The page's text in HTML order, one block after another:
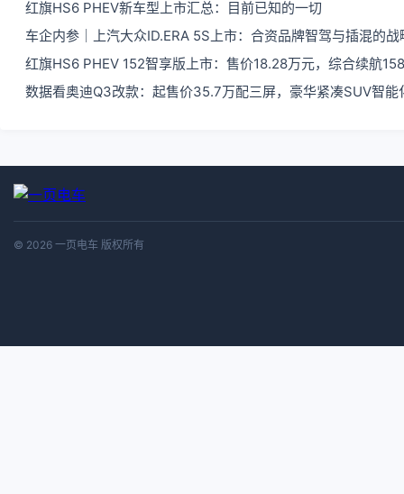
红旗HS6 PHEV新车型上市汇总：目前已知的一切
车企内参｜上汽大众ID.ERA 5S上市：合资品牌智驾与插混的战
红旗HS6 PHEV 152智享版上市：售价18.28万元，综合续航
数据看奥迪Q3改款：起售价35.7万配三屏，豪华紧凑SUV智能
© 2026 一页电车 版权所有